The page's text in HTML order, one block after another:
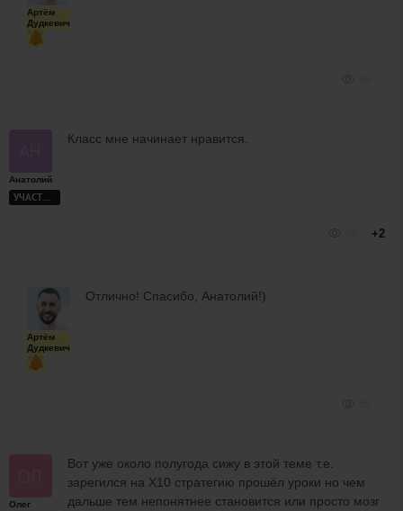
Артём
Дудкевич
Анатолий
УЧАСТНИК
Класс мне начинает нравится.
+2
Артём
Дудкевич
Отлично! Спасибо, Анатолий!)
Олег
Вот уже около полугода сижу в этой теме т.е.
зарегился на Х10 стратегию прошёл уроки но чем
дальше тем непонятнее становится или просто мозг